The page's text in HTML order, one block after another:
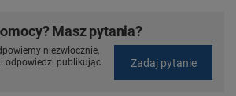
Masz pytania?
niezwłocznie,
odpowiedzi publikując
Zadaj pytanie